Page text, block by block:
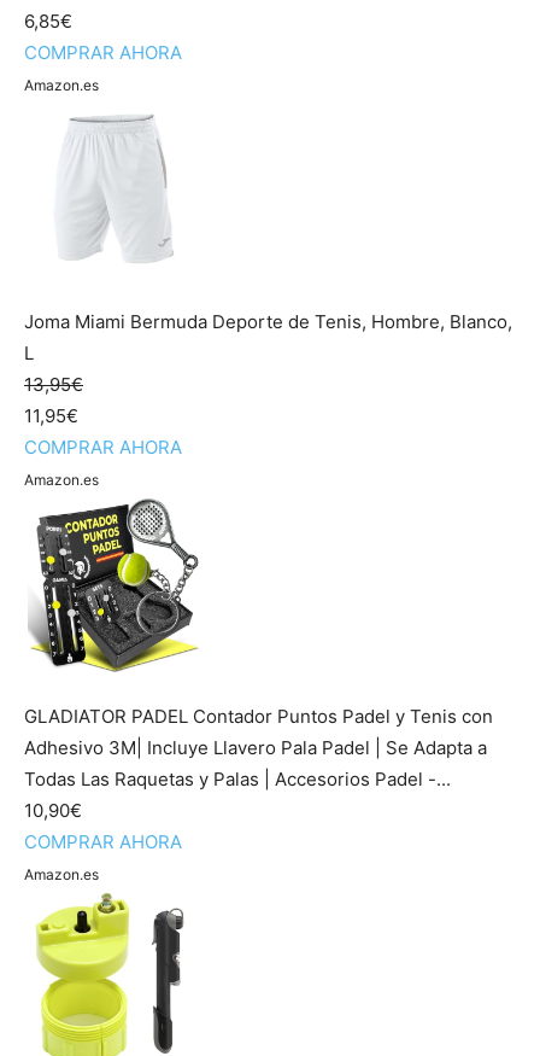
6,85€
COMPRAR AHORA
Amazon.es
Joma Miami Bermuda Deporte de Tenis, Hombre, Blanco,
L
13,95€
11,95€
COMPRAR AHORA
Amazon.es
GLADIATOR PADEL Contador Puntos Padel y Tenis con
Adhesivo 3M| Incluye Llavero Pala Padel | Se Adapta a
Todas Las Raquetas y Palas | Accesorios Padel -...
10,90€
COMPRAR AHORA
Amazon.es